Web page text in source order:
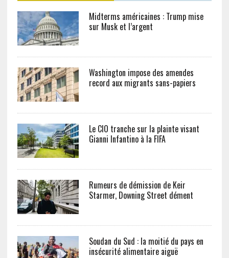
Midterms américaines : Trump mise
sur Musk et l’argent
Washington impose des amendes
record aux migrants sans-papiers
Le CIO tranche sur la plainte visant
Gianni Infantino à la FIFA
Rumeurs de démission de Keir
Starmer, Downing Street dément
Soudan du Sud : la moitié du pays en
insécurité alimentaire aiguë